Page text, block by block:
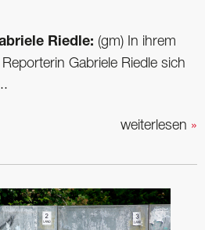
Riedle: (gm) In ihrem
­Gabriele Riedle sich
weiterlesen »